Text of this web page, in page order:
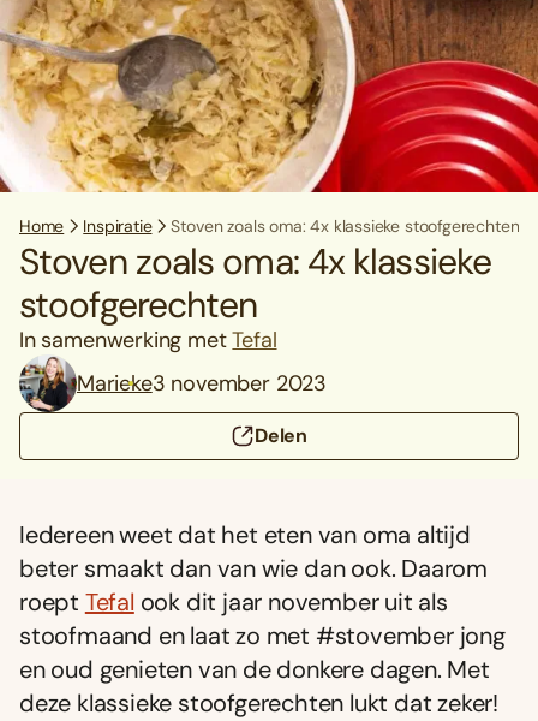
Home Inspiratie Stoven zoals oma: 4x klassieke stoofgerechten
Stoven zoals oma: 4x klassieke
stoofgerechten
In samenwerking metTefal
Marieke3 november 2023
Delen
Iedereen weet dat het eten van oma altijd
beter smaakt dan van wie dan ook. Daarom
roept Tefal ook dit jaar november uit als
stoofmaand en laat zo met #stovember jong
en oud genieten van de donkere dagen. Met
deze klassieke stoofgerechten lukt dat zeker!